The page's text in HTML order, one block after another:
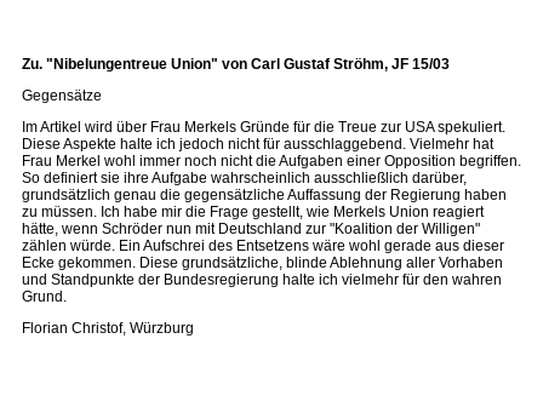
Zu. "Nibelungentreue Union" von Carl Gustaf Ströhm, JF 15/03
Gegensätze
Im Artikel wird über Frau Merkels Gründe für die Treue zur USA spekuliert.
Diese Aspekte halte ich jedoch nicht für ausschlaggebend. Vielmehr hat
Frau Merkel wohl immer noch nicht die Aufgaben einer Opposition begriffen.
So definiert sie ihre Aufgabe wahrscheinlich ausschließlich darüber,
grundsätzlich genau die gegensätzliche Auffassung der Regierung haben
zu müssen. Ich habe mir die Frage gestellt, wie Merkels Union reagiert
hätte, wenn Schröder nun mit Deutschland zur "Koalition der Willigen"
zählen würde. Ein Aufschrei des Entsetzens wäre wohl gerade aus dieser
Ecke gekommen. Diese grundsätzliche, blinde Ablehnung aller Vorhaben
und Standpunkte der Bundesregierung halte ich vielmehr für den wahren
Grund.
Florian Christof, Würzburg